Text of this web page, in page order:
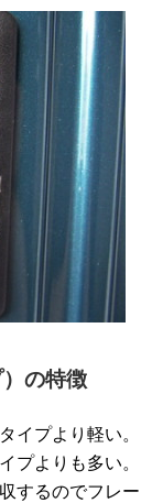
の特徴
イプより軽い。
プよりも多い。
するのでフレー